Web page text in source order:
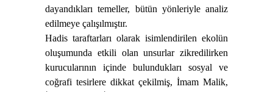
dayandıkları temeller, bütün yönleriyle analiz
edilmeye çalışılmıştır.
Hadis taraftarları olarak isimlendirilen ekolün
oluşumunda etkili olan unsurlar zikredilirken
kurucularının içinde bulundukları sosyal ve
coğrafi tesirlere dikkat çekilmiş, İmam Malik,